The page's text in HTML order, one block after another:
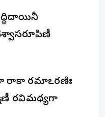
రాకా రమాఽరణిః
రవిమధ్యగా